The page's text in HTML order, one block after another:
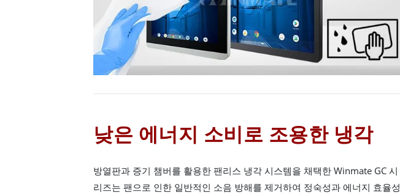
낮은 에너지 소비로 조용한 냉각
방열판과 증기 챔버를 활용한 팬리스 냉각 시스템을 채택한 Winmate GC 시
리즈는 팬으로 인한 일반적인 소음 방해를 제거하여 정숙성과 에너지 효율성